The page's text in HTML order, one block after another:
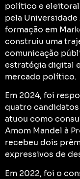
político e
pela
formação em
construiu uma
comunicação
estratégia digital
mercado político.
Em 2024, foi
quatro
atuou como
Amom Mandel à
recebeu dois
expressivos de
Em 2022, foi o